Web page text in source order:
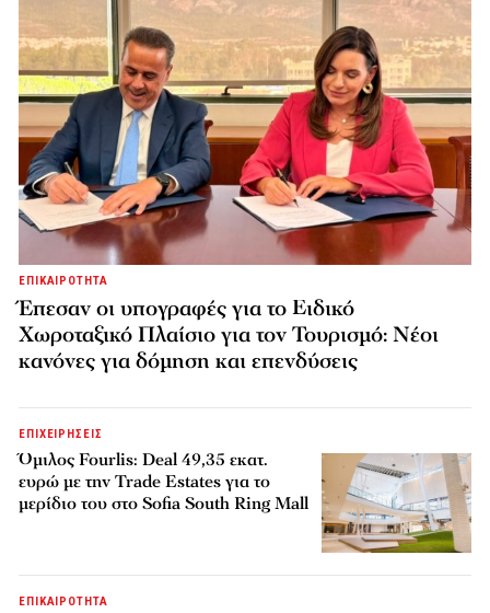
ΕΠΙΚΑΙΡΟΤΗΤΑ
Έπεσαν οι υπογραφές για το Ειδικό
Χωροταξικό Πλαίσιο για τον Τουρισμό: Νέοι
κανόνες για δόμηση και επενδύσεις
ΕΠΙΧΕΙΡΗΣΕΙΣ
Όμιλος Fourlis: Deal 49,35 εκατ.
ευρώ με την Trade Estates για το
μερίδιο του στο Sofia South Ring Mall
ΕΠΙΚΑΙΡΟΤΗΤΑ